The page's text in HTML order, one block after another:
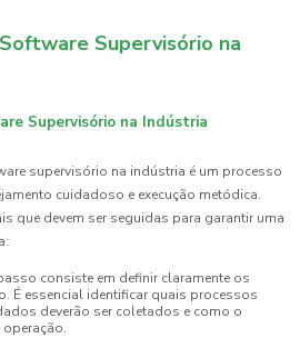
Supervisório na
Supervisório na Indústria
supervisório na indústria é um processo
cuidadoso e execução metódica.
que devem ser seguidas para garantir uma
consiste em definir claramente os
É essencial identificar quais processos
deverão ser coletados e como o